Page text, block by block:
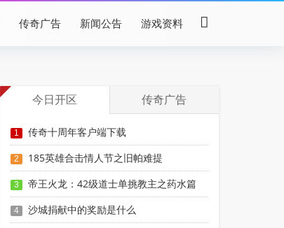
传奇广告 新闻公告 游戏资料
今日开区 传奇广告
1 传奇十周年客户端下载
2 185英雄合击情人节之旧帕难提
3 帝王火龙：42级道士单挑教主之药水篇
4 沙城捐献中的奖励是什么